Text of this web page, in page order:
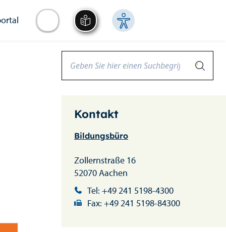
Kontakt
Bildungsbüro
Zollernstraße 16
52070 Aachen
Tel: +49 241 5198-4300
Fax: +49 241 5198-84300